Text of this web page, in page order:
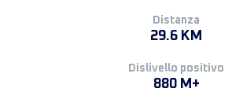
Distanza
29.6 KM
Dislivello positivo
880 M+